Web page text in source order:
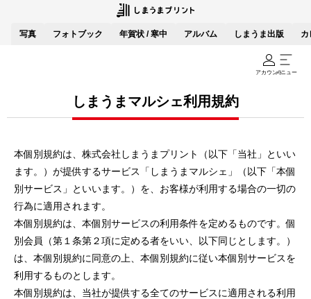
写真 フォトブック 年賀状 / 寒中 アルバム しまうま出版 カ
アカウントメニュー
しまうまマルシェ利用規約
本個別規約は、株式会社しまうまプリント（以下「当社」といい
ます。）が提供するサービス「しまうまマルシェ」（以下「本個
別サービス」といいます。）を、お客様が利⽤する場合の⼀切の
⾏為に適⽤されます。
本個別規約は、本個別サービスの利⽤条件を定めるものです。個
別会員（第１条第２項に定める者をいい、以下同じとします。）
は、本個別規約に同意の上、本個別規約に従い本個別サービスを
利⽤するものとします。
本個別規約は、当社が提供する全てのサービスに適⽤される利⽤